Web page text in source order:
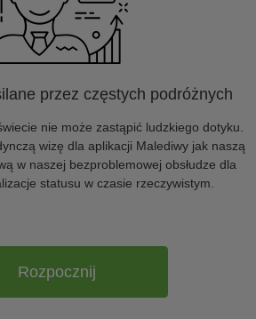
przez częstych podróżnych
nie może zastąpić ludzkiego dotyku.
wizę dla aplikacji Malediwy jak naszą
w naszej bezproblemowej obsłudze dla
statusu w czasie rzeczywistym.
Rozpocznij